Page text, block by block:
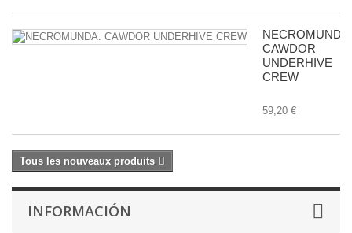
NECROMUNDA:
CAWDOR
UNDERHIVE
CREW
59,20 €
Tous les nouveaux produits
INFORMACIÓN